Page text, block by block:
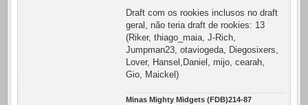
Draft com os rookies inclusos no draft
geral, não teria draft de rookies: 13
(Riker, thiago_maia, J-Rich,
Jumpman23, otaviogeda, Diegosixers,
Lover, Hansel,Daniel, mijo, cearah,
Gio, Maickel)
Minas Mighty Midgets (FDB)214-87